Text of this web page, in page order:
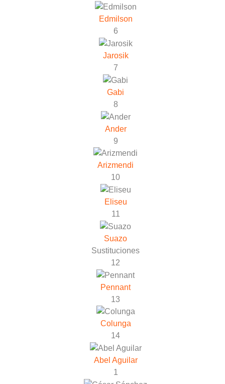
Edmilson
6
Jarosik
7
Gabi
8
Ander
9
Arizmendi
10
Eliseu
11
Suazo
Sustituciones
12
Pennant
13
Colunga
14
Abel Aguilar
1